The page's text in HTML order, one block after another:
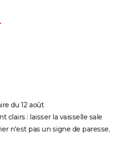
du 12 août
clairs : laisser la vaisselle sale
n'est pas un signe de paresse,